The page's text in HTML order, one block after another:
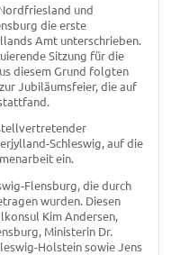
und
die erste
Amt unterschrieben.
Sitzung für die
diesem Grund folgten
Jubiläumsfeier, die auf
Schleswig, auf die
ein.
Flensburg, die durch
wurden. Diesen
Kim Andersen,
Ministerin Dr.
Holstein sowie Jens